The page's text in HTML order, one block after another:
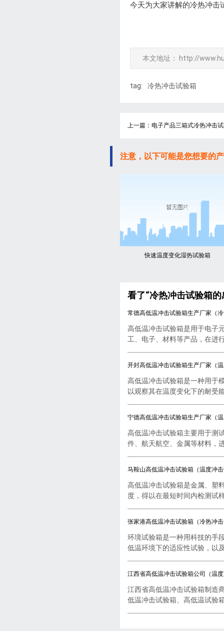
今天为大家讲解的冷热冲击
本文地址： http://
tag: 冷热冲击试验箱
上一篇：电子产品三箱式冷热冲击
注意，以下可能是您想要的
快速温度变化湿热试验箱
看了“冷热冲击试验箱
常德高低温冲击试验箱生产厂家（
高低温冲击试验箱是用于电子
工、电子、材料等产品，在进
开封高低温冲击试验箱生产厂家（
高低温冲击试验箱是一种用于
以观察其在温度变化下的耐受
宁德高低温冲击试验箱生产厂家（
高低温冲击试验箱主要用于测
件、航天航空、金属等材料，
马鞍山高低温冲击试验箱（温度冲
高低温冲击试验箱是金属、塑
度，得以在最短时间内检测试
张家港高低温冲击试验箱（冷热冲
环境试验箱是一种用科技的手
低温环境下的适应性试验，以
江西省高低温冲击试验箱公司（温
江西省高低温冲击试验箱制造
低温冲击试验箱、高低温试验